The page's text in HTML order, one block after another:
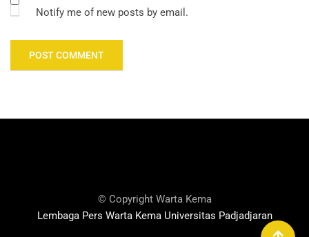
Notify me of new posts by email.
© Copyright Warta Kema
Lembaga Pers Warta Kema Universitas Padjadjaran